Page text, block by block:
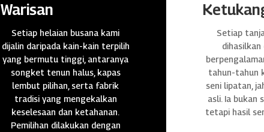
Warisan
Setiap helaian busana kami
dijalin daripada kain-kain terpilih
yang bermutu tinggi, antaranya
songket tenun halus, kapas
lembut pilihan, serta fabrik
tradisi yang mengekalkan
keselesaan dan ketahanan.
Pemilihan dilakukan dengan
Setiap
tahun-tahun
seni lipatan,
asli. Ia bukan
tetapi hasil